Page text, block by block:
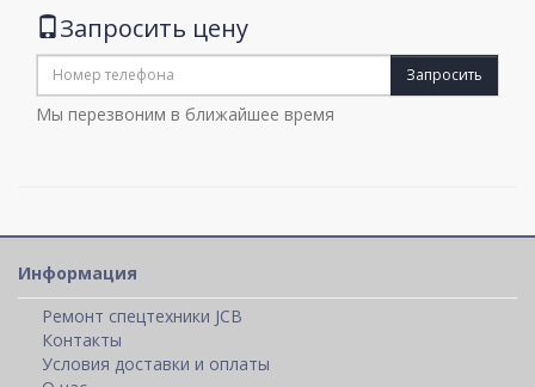
Запросить цену
Запросить
Мы перезвоним в ближайшее время
Информация
Ремонт спецтехники JCB
Контакты
Условия доставки и оплаты